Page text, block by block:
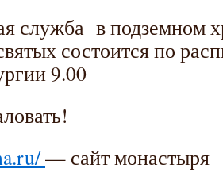
служба в подземном
состоится по
9.00
— сайт монастыря